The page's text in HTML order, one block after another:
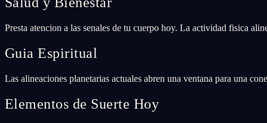
Presta atencion a las senales de tu cuerpo hoy. La actividad fisica
Guia Espiritual
Las alineaciones planetarias actuales abren una ventana para una
Elementos de Suerte Hoy